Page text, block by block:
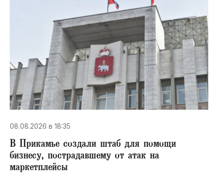
08.08.2026 в 18:35
В Прикамье создали штаб для помощи
бизнесу, пострадавшему от атак на
маркетплейсы